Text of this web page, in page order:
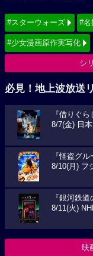
#スターウォーズ #名
#少女漫画原作実写化
シ
必見！地上波放送
『借りぐ
8/7(金) 日
『怪盗グ
8/10(月) フ
『銀河鉄道
8/11(火)
映